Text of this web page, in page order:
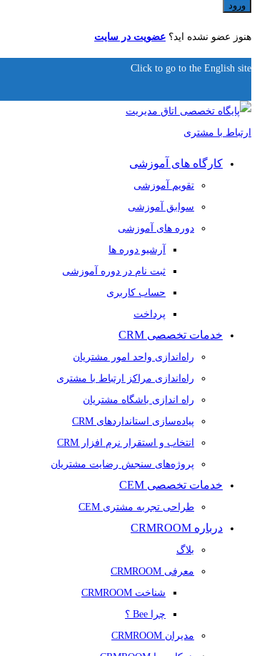
هنوز عضو نشده اید؟ عضویت در سایت
Click to go to the English site
کارگاه های آموزشی
تقویم آموزشی
سوابق آموزشی
دوره های آموزشی
آرشیو دوره ها
ثبت نام در دوره آموزشی
حساب کاربری
پرداخت
خدمات تخصصی CRM
راه‌اندازی واحد امور مشتریان
راه‌اندازی مراکز ارتباط با مشتری
راه اندازی باشگاه مشتریان
پیاده‌سازی استانداردهای CRM
انتخاب و استقرار نرم افزار CRM
پروژه‌های سنجش رضایت مشتریان
خدمات تخصصی CEM
طراحی تجربه مشتری CEM
درباره CRMROOM
بلاگ
معرفی CRMROOM
شناخت CRMROOM
چرا Bee ؟
مدیران CRMROOM